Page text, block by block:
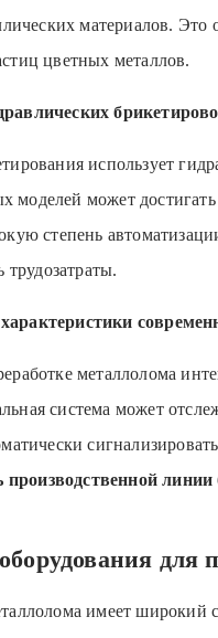
материалов.
цветных металлов.
использует
может
степень
трудозатраты.
металлолома
система может
для
имеет широкий